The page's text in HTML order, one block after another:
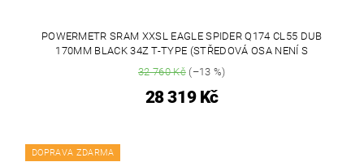
POWERMETR SRAM XXSL EAGLE SPIDER Q174 CL55 DUB
170MM BLACK 34Z T-TYPE (STŘEDOVÁ OSA NENÍ S
32 760 Kč(–13 %)
28 319 Kč
DOPRAVA ZDARMA